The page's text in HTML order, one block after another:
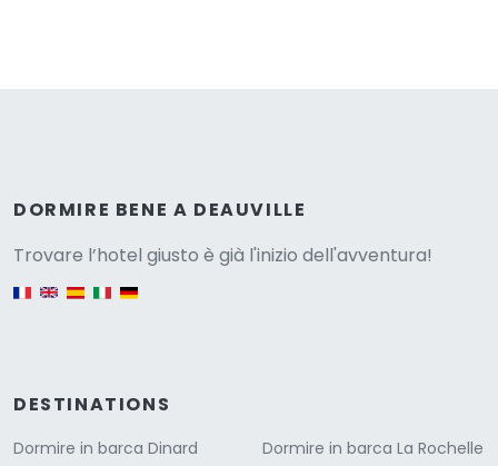
DORMIRE BENE A DEAUVILLE
Trovare l’hotel giusto è già l'inizio dell'avventura!
DESTINATIONS
Dormire in barca Dinard
Dormire in barca La Rochelle